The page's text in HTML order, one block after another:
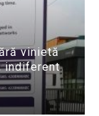
vinietă
indiferent